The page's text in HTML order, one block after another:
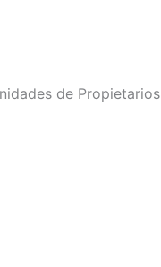
de Propietarios